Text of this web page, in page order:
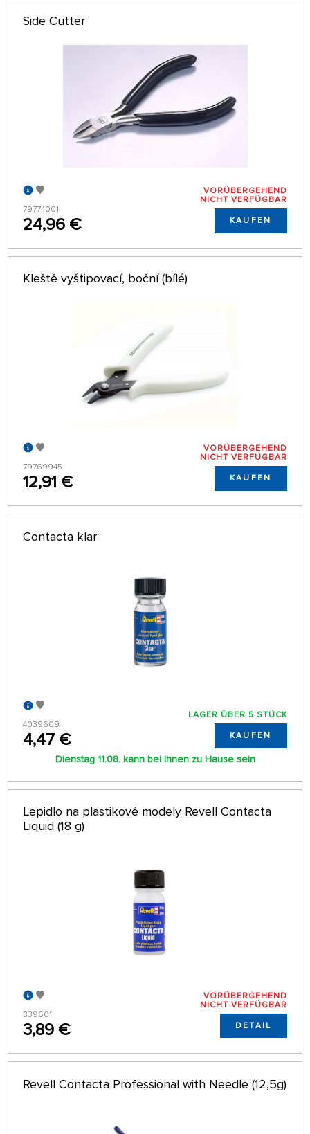
Side Cutter
79774001
24,96 €
VORÜBERGEHEND
NICHT VERFÜGBAR
KAUFEN
Kleště vyštipovací, boční (bílé)
79769945
12,91 €
VORÜBERGEHEND
NICHT VERFÜGBAR
KAUFEN
Contacta klar
4039609
4,47 €
LAGER ÜBER 5 STÜCK
KAUFEN
Dienstag 11.08. kann bei Ihnen zu Hause sein
Lepidlo na plastikové modely Revell Contacta
Liquid (18 g)
339601
3,89 €
VORÜBERGEHEND
NICHT VERFÜGBAR
DETAIL
Revell Contacta Professional with Needle (12,5g)